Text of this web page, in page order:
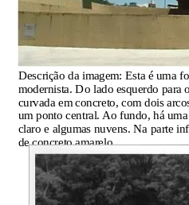
Descrição da imagem: Esta é uma
modernista. Do lado esquerdo para
curvada em concreto, com dois
um ponto central. Ao fundo, há
claro e algumas nuvens. Na parte
de concreto amarelo.